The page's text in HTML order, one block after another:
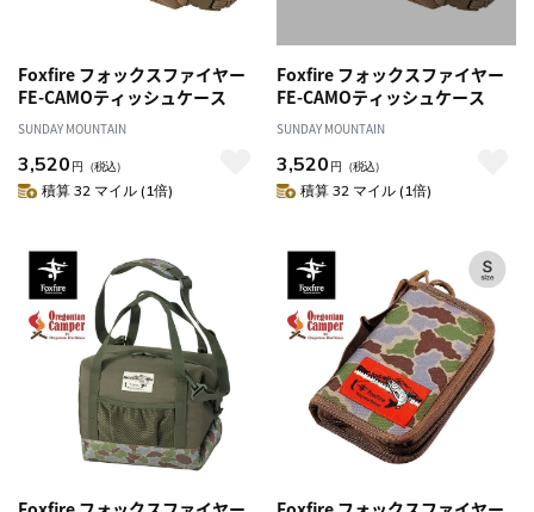
Foxfire フォックスファイヤー
FE-CAMOティッシュケース
SUNDAY MOUNTAIN
3,520 円 （税込）
積算 32 マイル (1倍)
Foxfire フォックスファイヤー
FE-CAMOティッシュケース
SUNDAY MOUNTAIN
3,520 円 （税込）
積算 32 マイル (1倍)